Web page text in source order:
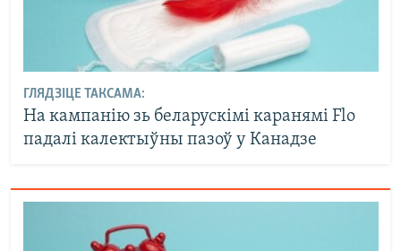
ГЛЯДЗІЦЕ ТАКСАМА:
На кампанію зь беларускімі каранямі Flo
падалі калектыўны пазоў у Канадзе